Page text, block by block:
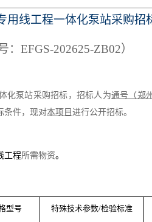
用线工程一体化泵站采购招
： EFGS-202625-ZB02）
化泵站采购招标 ， 招标人为通号（郑
条件，现对本项目 进行公开招标。
工程所需物资。
型号 特殊技术参数/检验标准